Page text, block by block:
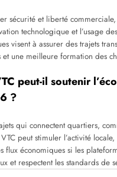
sécurité et liberté commerciale,
technologique et l’usage
visent à assurer des trajets
et une meilleure formation des
peut-il soutenir
?
qui connectent quartiers,
peut stimuler l’activité
flux économiques si les
et respectent les standards de